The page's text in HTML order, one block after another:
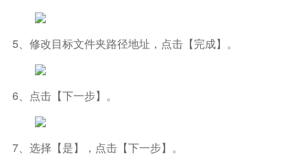
5、修改目标文件夹路径地址，点击【完成】。
6、点击【下一步】。
7、选择【是】，点击【下一步】。